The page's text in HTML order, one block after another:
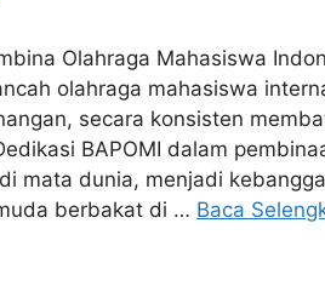
Olahraga Mahasiswa
olahraga mahasiswa
secara konsisten
BAPOMI dalam
mata dunia, menjadi
berbakat di … Baca